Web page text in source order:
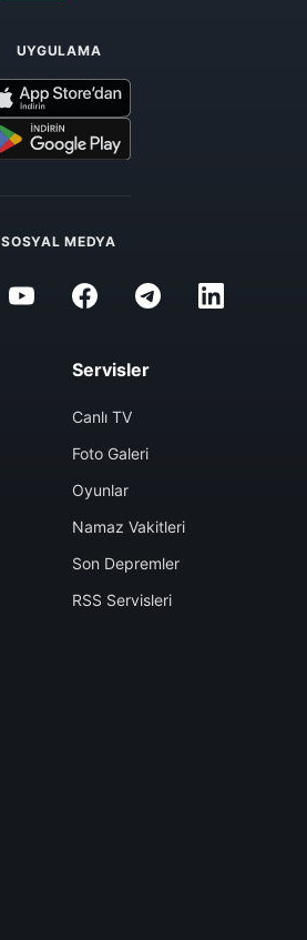
UYGULAMA
SOSYAL MEDYA
Servisler
Canlı TV
Foto Galeri
Oyunlar
Namaz Vakitleri
Son Depremler
RSS Servisleri